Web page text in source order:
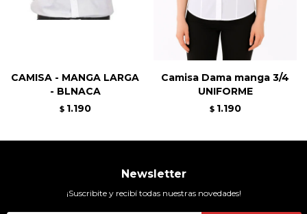
CAMISA - MANGA LARGA
- BLNACA
$ 1.190
Camisa Dama manga 3/4
UNIFORME
$ 1.190
Newsletter
¡Suscribite y recibí todas nuestras novedades!